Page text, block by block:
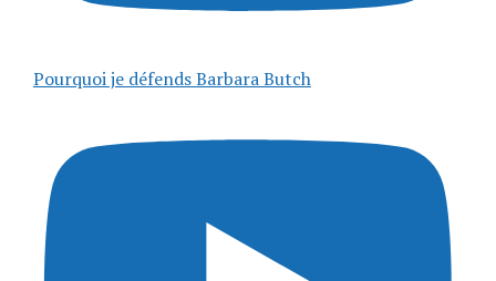
Pourquoi je défends Barbara Butch